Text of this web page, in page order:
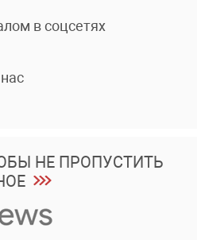
в соцсетях
НЕ ПРОПУСТИТЬ